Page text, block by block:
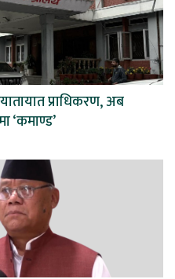
प्राधिकरण, अब
‘कमाण्ड’